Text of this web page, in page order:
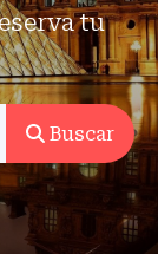
tu
Buscar